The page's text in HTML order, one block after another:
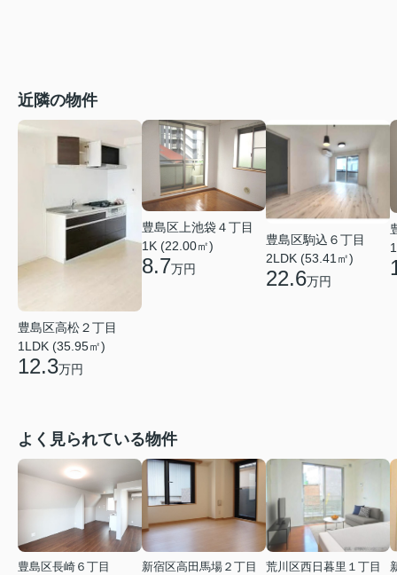
近隣の物件
豊島区高松２丁目
1LDK (35.95㎡)
12.3万円
豊島区上池袋４丁目
1K (22.00㎡)
8.7万円
豊島区駒込６丁目
2LDK (53.41㎡)
22.6万円
よく見られている物件
豊島区長崎６丁目
新宿区高田馬場２丁目
荒川区西日暮里１丁目